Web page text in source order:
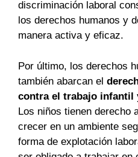
discriminación laboral
los derechos humanos y
manera activa y eficaz.
Por último, los derechos
también abarcan el
contra el trabajo infantil
Los niños tienen derecho
crecer en un ambiente
forma de explotación